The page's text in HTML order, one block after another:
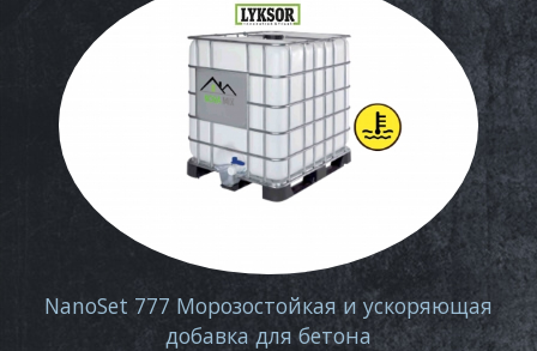
NanoSet 777 Морозостойкая и ускоряющая
добавка для бетона